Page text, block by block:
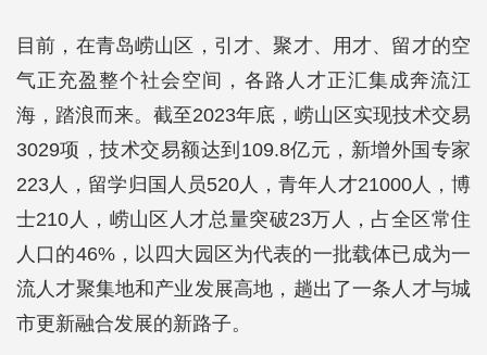
目前，在青岛崂山区，引才、聚才、用才、留才的空
气正充盈整个社会空间，各路人才正汇集成奔流江
海，踏浪而来。截至2023年底，崂山区实现技术交易
3029项，技术交易额达到109.8亿元，新增外国专家
223人，留学归国人员520人，青年人才21000人，博
士210人，崂山区人才总量突破23万人，占全区常住
人口的46%，以四大园区为代表的一批载体已成为一
流人才聚集地和产业发展高地，趟出了一条人才与城
市更新融合发展的新路子。